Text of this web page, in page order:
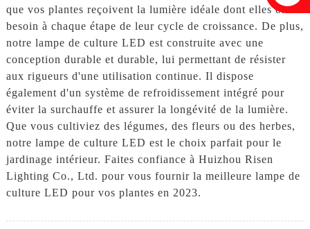
que vos plantes reçoivent la lumière idéale dont elles ont
besoin à chaque étape de leur cycle de croissance. De plus,
notre lampe de culture LED est construite avec une
conception durable et durable, lui permettant de résister
aux rigueurs d'une utilisation continue. Il dispose
également d'un système de refroidissement intégré pour
éviter la surchauffe et assurer la longévité de la lumière.
Que vous cultiviez des légumes, des fleurs ou des herbes,
notre lampe de culture LED est le choix parfait pour le
jardinage intérieur. Faites confiance à Huizhou Risen
Lighting Co., Ltd. pour vous fournir la meilleure lampe de
culture LED pour vos plantes en 2023.